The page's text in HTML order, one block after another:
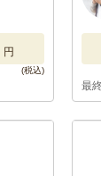
円
最